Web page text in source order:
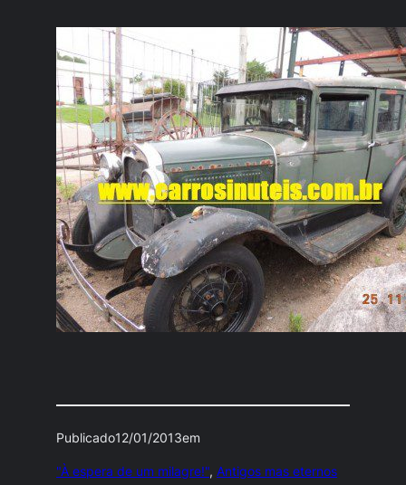
Publicado12/01/2013em
"À espera de um milagre!", Antigos mas eternos